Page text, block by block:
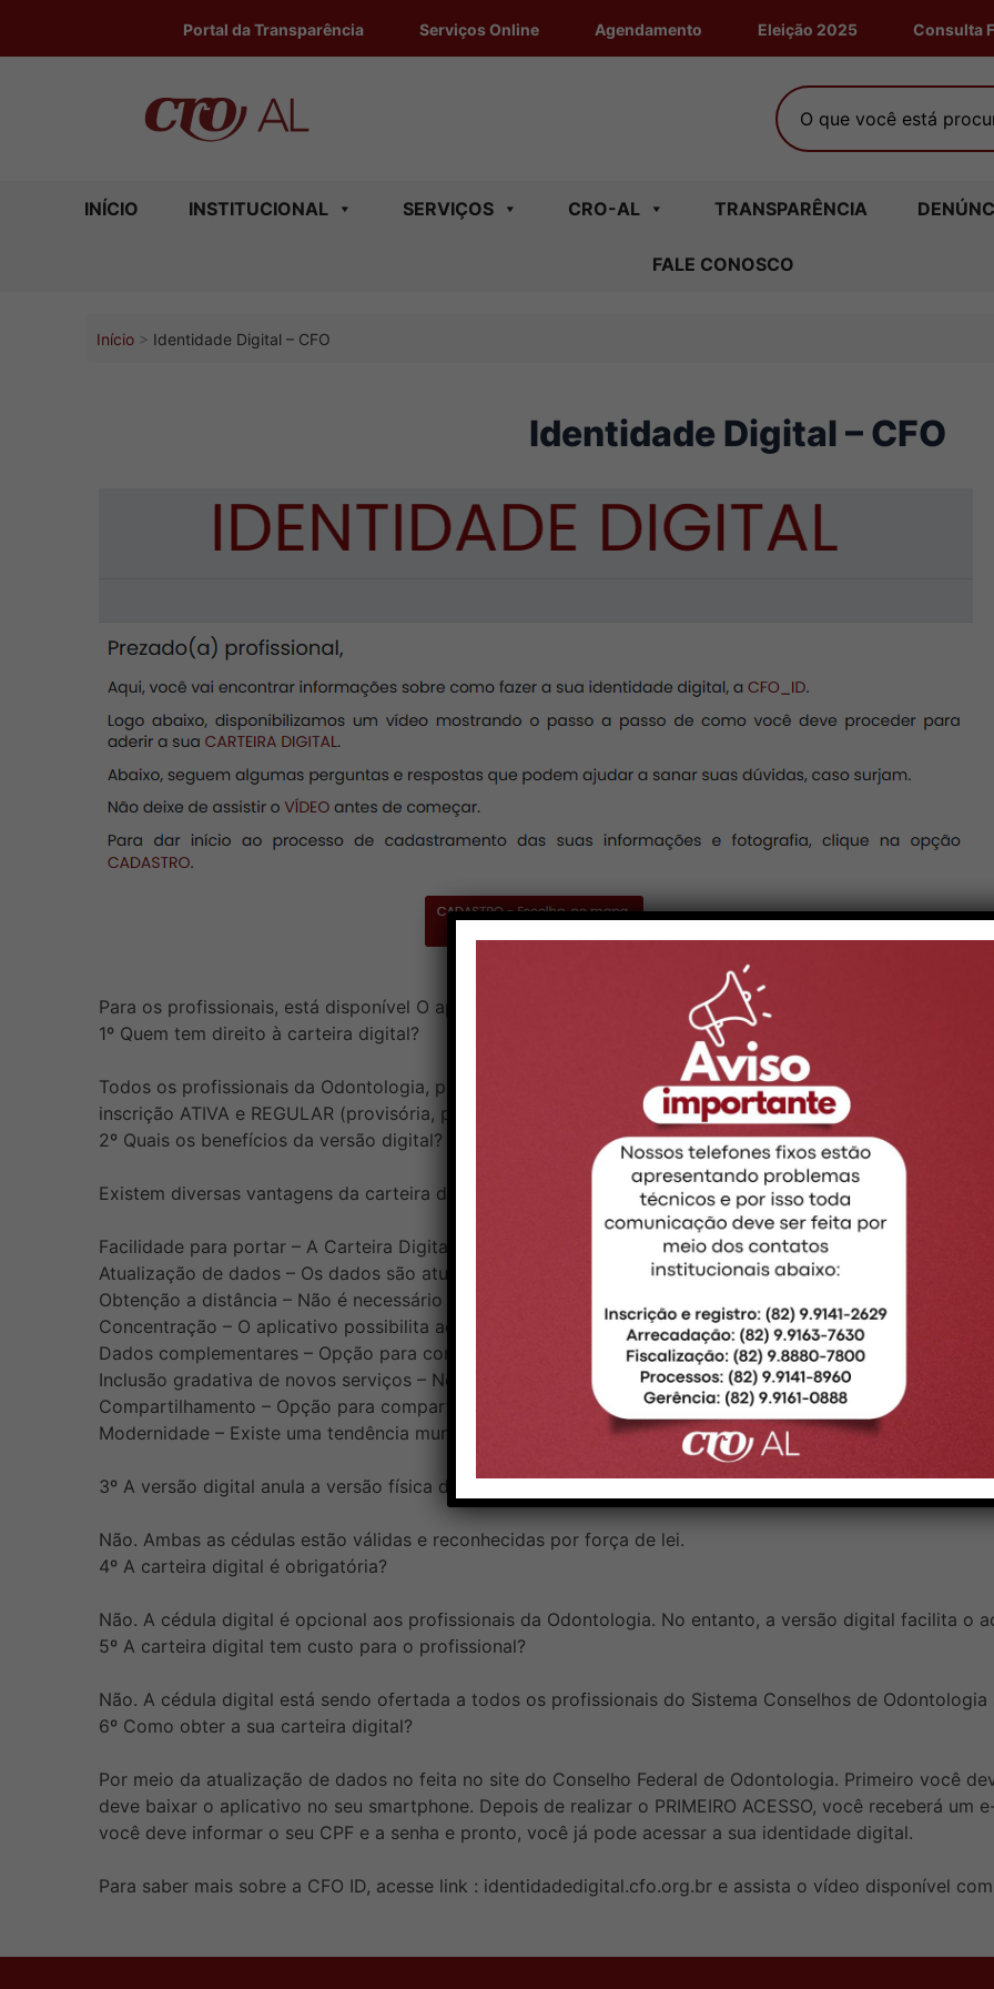
Portal da Transparência Serviços Online Agendamento Eleição 2025 Consulta
O que você está
INÍCIO INSTITUCIONAL SERVIÇOS CRO-AL TRANSPARÊNCIA
FALE CONOSCO
Início Identidade Digital – CFO
Identidade Digital – CFO
Para os profissionais, está disponível O aplicativo CFO ID disponível para os aparelhos com sistema
1º Quem tem direito à carteira digital?
Todos os profissionais da Odontologia, pessoa física – Cirurgiões-Dentistas, Auxiliares e Técnicos em
inscrição ATIVA e REGULAR (provisória, principal, secundária) no Sistema Conselhos de Odontologia.
2º Quais os benefícios da versão digital?
Existem diversas vantagens da carteira digital sobre a carteira física. Dentre as principais podemos citar:
Facilidade para portar – A Carteira Digital fica disponível no celular.
Atualização de dados – Os dados são atualizados sem a necessidade de emitir outra carteira.
Obtenção a distância – Não é necessário ir até um Conselho para obter a sua identidade digital.
Concentração – O aplicativo possibilita acessar todas as inscrições do profissional.
Dados complementares – Opção para consultar dados complementares do cadastro do profissional no
Inclusão gradativa de novos serviços – Novos serviços tendem a ser incorporados à identidade digital.
Compartilhamento – Opção para compartilhamento da identidade com outras pessoas.
Modernidade – Existe uma tendência mundial de concentração de serviços em Smartphones.
3º A versão digital anula a versão física da cédula de identidade profissional?
Não. Ambas as cédulas estão válidas e reconhecidas por força de lei.
4º A carteira digital é obrigatória?
Não. A cédula digital é opcional aos profissionais da Odontologia. No entanto, a versão digital facilita o
5º A carteira digital tem custo para o profissional?
Não. A cédula digital está sendo ofertada a todos os profissionais do Sistema Conselhos de Odontologia
6º Como obter a sua carteira digital?
Por meio da atualização de dados no feita no site do Conselho Federal de Odontologia. Primeiro você
deve baixar o aplicativo no seu smartphone. Depois de realizar o PRIMEIRO ACESSO, você receberá um
você deve informar o seu CPF e a senha e pronto, você já pode acessar a sua identidade digital.
Para saber mais sobre a CFO ID, acesse link : identidadedigital.cfo.org.br e assista o vídeo disponível